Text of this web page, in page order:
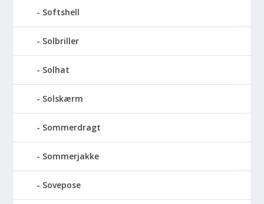
Softshell
Solbriller
Solhat
Solskærm
Sommerdragt
Sommerjakke
Sovepose